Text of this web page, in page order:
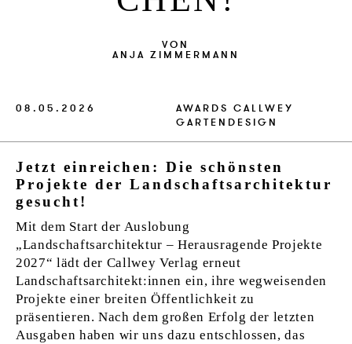
VERLAG
JOBS
VON
ANJA ZIMMERMANN
08.05.2026 AWARDS CALLWEY
GARTENDESIGN
Jetzt einreichen: Die schönsten
Projekte der Landschaftsarchitektur
gesucht!
Mit dem Start der Auslobung
„Landschaftsarchitektur – Herausragende Projekte
2027“ lädt der Callwey Verlag erneut
Landschaftsarchitekt:innen ein, ihre wegweisenden
Projekte einer breiten Öffentlichkeit zu
präsentieren. Nach dem großen Erfolg der letzten
Ausgaben haben wir uns dazu entschlossen, das